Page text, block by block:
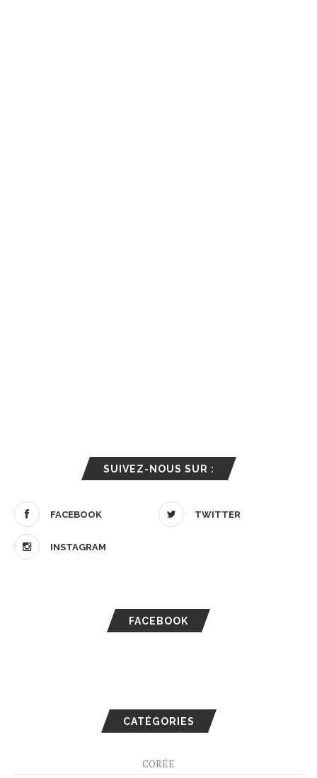
SUIVEZ-NOUS SUR :
FACEBOOK TWITTER
INSTAGRAM
FACEBOOK
CATÉGORIES
CORÉE